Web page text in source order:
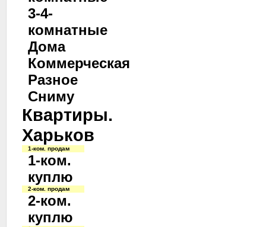
3-4-
комнатные
Дома
Коммерческая
Разное
Сниму
Квартиры.
Харьков
1-ком. продам
1-ком.
куплю
2-ком. продам
2-ком.
куплю